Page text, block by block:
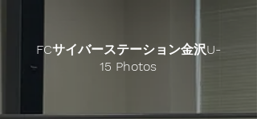
FCサイバーステーション金沢U-
15 Photos